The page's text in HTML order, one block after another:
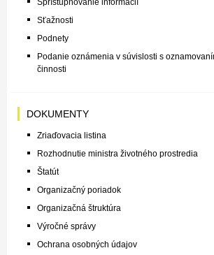
Sprístupňovanie informácií
Sťažnosti
Podnety
Podanie oznámenia v súvislosti s
činnosti
DOKUMENTY
Zriaďovacia listina
Rozhodnutie ministra životného prostredia
Štatút
Organizačný poriadok
Organizačná štruktúra
Výročné správy
Ochrana osobných údajov